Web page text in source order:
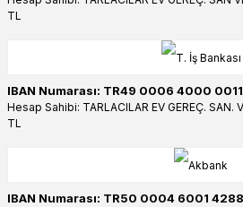
TL
IBAN Numarası: TR49 0006 4000
Hesap Sahibi: TARLACILAR EV GEREÇ. SAN.
TL
IBAN Numarası: TR50 0004 6001